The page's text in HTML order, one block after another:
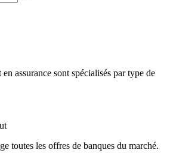
assurance sont spécialisés par type de
toutes les offres de banques du marché.